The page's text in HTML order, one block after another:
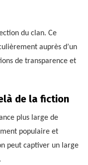
du clan. Ce
auprès d’un
de transparence et
de la fiction
plus large de
populaire et
peut captiver un large